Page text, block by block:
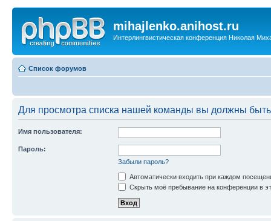
mihajlenko.anihost.ru
Интерлингвистическая конференция Николая
Список форумов
Для просмотра списка нашей команды вы должны
Имя пользователя:
Пароль:
Забыли пароль?
Автоматически входить при каждом
Скрыть моё пребывание на конференции в